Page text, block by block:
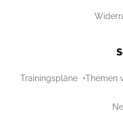
Trainingspläne Themen